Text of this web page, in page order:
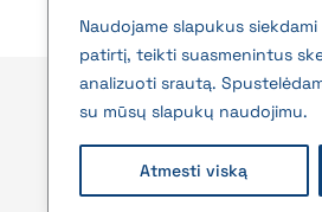
Naudojame slapukus
patirtį, teikti suasmenintus
analizuoti srautą.
su mūsų slapukų naudojimu.
Atmesti viską